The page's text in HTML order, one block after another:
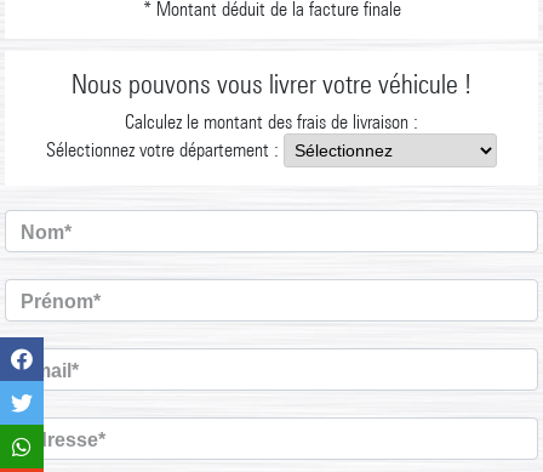
* Montant déduit de la facture finale
Nous pouvons vous livrer votre véhicule !
Calculez le montant des frais de livraison :
Sélectionnez votre département :
Nom*
Prénom*
Email*
Adresse*